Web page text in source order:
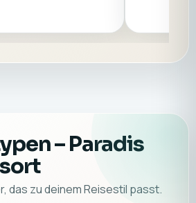
– Paradis
das zu deinem Reisestil passt.